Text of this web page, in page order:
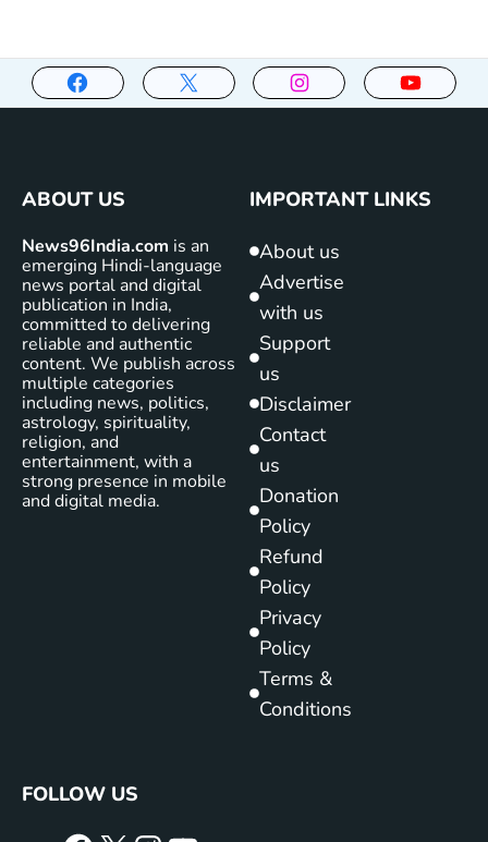
ABOUT US
News96India.com is an
emerging Hindi-language
news portal and digital
publication in India,
committed to delivering
reliable and authentic
content. We publish across
multiple categories
including news, politics,
astrology, spirituality,
religion, and
entertainment, with a
strong presence in mobile
and digital media.
IMPORTANT LINKS
About us
Advertise
with us
Support
us
Disclaimer
Contact
us
Donation
Policy
Refund
Policy
Privacy
Policy
Terms &
Conditions
FOLLOW US